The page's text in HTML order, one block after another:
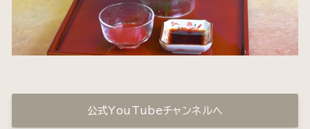
公式YouTubeチャンネルへ